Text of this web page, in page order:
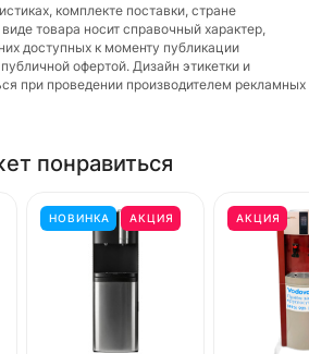
комплекте поставки, стране
товара носит справочный характер,
доступных к моменту публикации
офертой. Дизайн этикетки и
при проведении производителем рекламных
понравиться
НОВИНКА АКЦИЯ АКЦИЯ